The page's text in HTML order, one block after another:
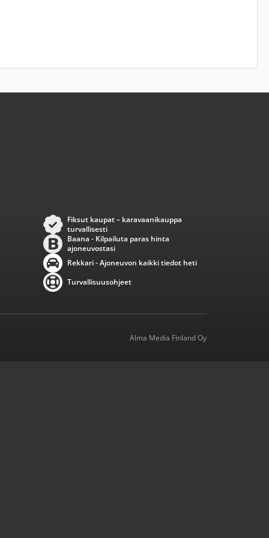
Fiksut kaupat – karavaanikauppa
turvallisesti
Baana - Kilpailuta paras hinta
ajoneuvostasi
Rekkari - Ajoneuvon kaikki tiedot heti
Turvallisuusohjeet
Alma Media Finland Oy